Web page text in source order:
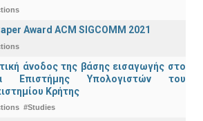
Award ACM SIGCOMM 2021
άνοδος της βάσης εισαγωγής στο
Επιστήμης Υπολογιστών του
Κρήτης
#Studies